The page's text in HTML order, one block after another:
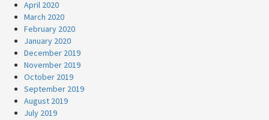
April 2020
March 2020
February 2020
January 2020
December 2019
November 2019
October 2019
September 2019
August 2019
July 2019